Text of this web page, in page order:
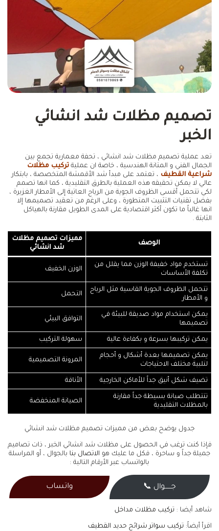
تصميم مظلات شد انشائي
الخبر
تعد عملية تصميم مظلات شد انشائي ، تحفة معمارية تجمع بين
الجمال الفني و المتانة الهندسية ، خاصة ان عملية تركيب مظلات
شراعية القطيف ، تعتمد على مبدأ شد الأقمشة المتخصصة ، بابتكار
عالي لا يمكن تحقيقه هذه العملية بالطرق التقليدية ، كما انها تصمم
لكي تتحمل أقسى الظروف الجوية من الرياح العاتية إلى الأمطار الغزيرة ،
بفضل تقنيات التثبيت المتطورة ، وعلى الرغم من تعقيد تصميمها إلا
انها غالباً ما تكون أكثر اقتصادية على المدى الطويل مقارنة بالهياكل
الثابتة .
الوصف
مميزات تصميم مظلات
شد انشائي
تستخدم مواد خفيفة الوزن مما يقلل من
تكلفة الأساسات
الوزن الخفيف
تتحمل الظروف الجوية القاسية مثل الرياح
و الأمطار
التحمل
يمكن استخدام مواد صديقة للبيئة في
تصميمها
التوافق البيئي
يمكن تركيبها بسرعة و بكفاءة عالية سهولة التركيب
يمكن تصميمها بعدة أشكال و أحجام
لتلبية مختلف الاحتياجات
المرونة التصميمية
تضيف شكل أنيق جداً للأماكن الخارجية الأناقة
تتتطلب صيانة بسيطة جداً مقارنة
بالمظلات التقليدية
الصيانة المنخفضة
جدول يوضح بعض من مميزات تصميم مظلات شد انشائي
فإذا كنت ترغب في الحصول على مظلات شد انشائي الخبر ، ذات تصاميم
جميلة جداً و ساحرة ، فكل ما عليك هو الاتصال بنا بالجوال ، أو المراسلة
بالواتساب عبر الأرقام التالية :
جــــــوال 📞 واتساب
شاهد أيضا : تركيب مظلات مداخل
اقرأ أيضاً: تركيب سواتر شرائح حديد القطيف